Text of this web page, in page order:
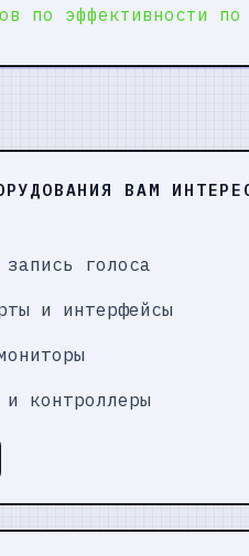
по эффективности
ВАМ
голоса
и интерфейсы
контроллеры